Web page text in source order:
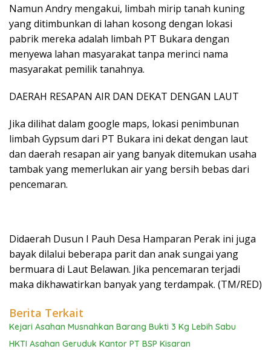
Namun Andry mengakui, limbah mirip tanah kuning
yang ditimbunkan di lahan kosong dengan lokasi
pabrik mereka adalah limbah PT Bukara dengan
menyewa lahan masyarakat tanpa merinci nama
masyarakat pemilik tanahnya.
DAERAH RESAPAN AIR DAN DEKAT DENGAN LAUT
Jika dilihat dalam google maps, lokasi penimbunan
limbah Gypsum dari PT Bukara ini dekat dengan laut
dan daerah resapan air yang banyak ditemukan usaha
tambak yang memerlukan air yang bersih bebas dari
pencemaran.
Didaerah Dusun I Pauh Desa Hamparan Perak ini juga
bayak dilalui beberapa parit dan anak sungai yang
bermuara di Laut Belawan. Jika pencemaran terjadi
maka dikhawatirkan banyak yang terdampak. (TM/RED)
Berita Terkait
Kejari Asahan Musnahkan Barang Bukti 3 Kg Lebih Sabu
HKTI Asahan Geruduk Kantor PT BSP Kisaran